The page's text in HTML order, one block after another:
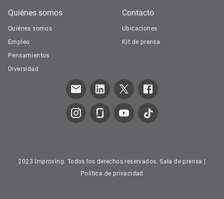
Quiénes somos
Quiénes somos
Empleo
Pensamientos
Diversidad
Contacto
Ubicaciones
Kit de prensa
2023 Improving. Todos los derechos reservados.Sala de prensa
Política de privacidad